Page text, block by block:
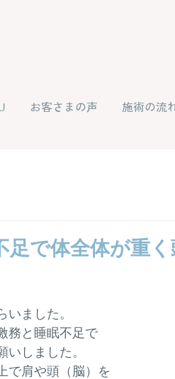
お客さまの声 施術の流
足で体全体が重
いました。
務と睡眠不足で
しました。
で肩や頭（脳）を